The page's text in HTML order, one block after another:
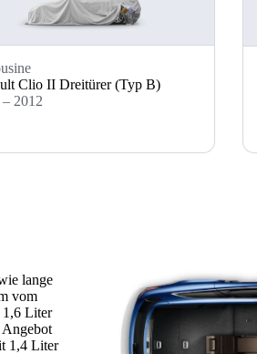
Clio II Dreitürer (Typ B)
2012
lange
vom
1,6 Liter
1,4 Liter